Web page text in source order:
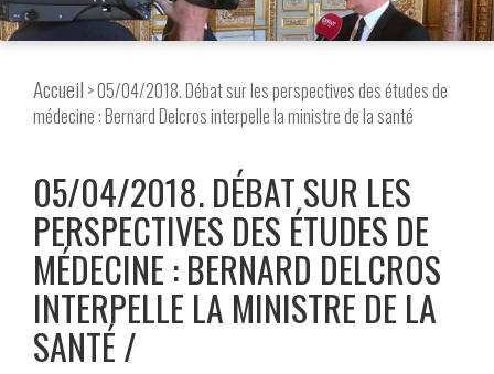
Accueil > 05/04/2018. Débat sur les perspectives des études de
médecine : Bernard Delcros interpelle la ministre de la santé
05/04/2018. DÉBAT SUR LES
PERSPECTIVES DES ÉTUDES DE
MÉDECINE : BERNARD DELCROS
INTERPELLE LA MINISTRE DE LA
SANTÉ